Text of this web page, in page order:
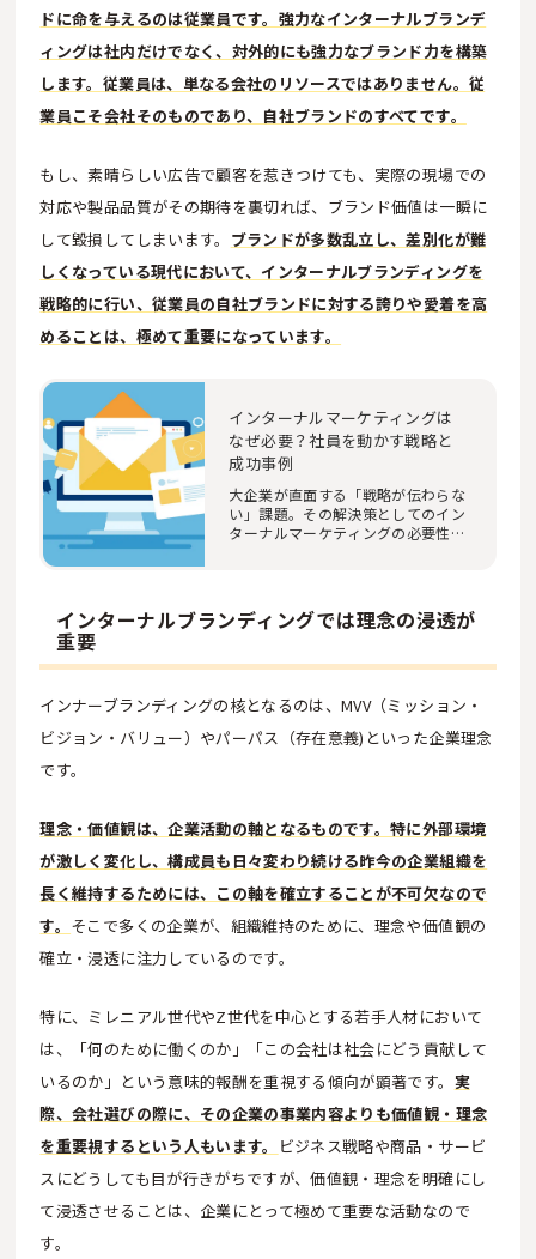
ドに命を与えるのは従業員です。強力なインターナルブランデ
ィングは社内だけでなく、対外的にも強力なブランド力を構築
します。従業員は、単なる会社のリソースではありません。従
業員こそ会社そのものであり、自社ブランドのすべてです。
もし、素晴らしい広告で顧客を惹きつけても、実際の現場での
対応や製品品質がその期待を裏切れば、ブランド価値は一瞬に
して毀損してしまいます。 ブランドが多数乱立し、差別化が難
しくなっている現代において、インターナルブランディングを
戦略的に行い、従業員の自社ブランドに対する誇りや愛着を高
めることは、極めて重要になっています。
インターナルマーケティングは
なぜ必要？社員を動かす戦略と
成功事例
大企業が直面する「戦略が伝わらな
い」課題。その解決策としてのイン
ターナルマーケティングの必要性
インターナルブランディングでは理念の浸透が
重要
インナーブランディングの核となるのは、MVV（ミッション・
ビジョン・バリュー）やパーパス（存在意義)といった企業理念
です。
理念・価値観は、企業活動の軸となるものです。特に外部環境
が激しく変化し、構成員も日々変わり続ける昨今の企業組織を
長く維持するためには、この軸を確立することが不可欠なので
す。 そこで多くの企業が、組織維持のために、理念や価値観の
確立・浸透に注力しているのです。
特に、ミレニアル世代やZ世代を中心とする若手人材において
は、「何のために働くのか」「この会社は社会にどう貢献して
いるのか」という意味的報酬を重視する傾向が顕著です。 実
際、会社選びの際に、その企業の事業内容よりも価値観・理念
を重要視するという人もいます。
ビジネス戦略や商品・サービ
スにどうしても目が行きがちですが、価値観・理念を明確にし
て浸透させることは、企業にとって極めて重要な活動なので
す。